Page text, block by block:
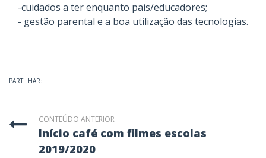
-cuidados a ter enquanto pais/educadores;
- gestão parental e a boa utilização das tecnologias.
PARTILHAR:
CONTEÚDO ANTERIOR
início café com filmes escolas
2019/2020